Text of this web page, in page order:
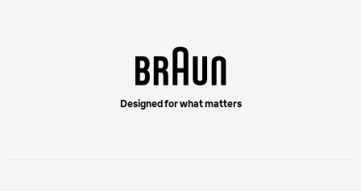
Designed for what matters